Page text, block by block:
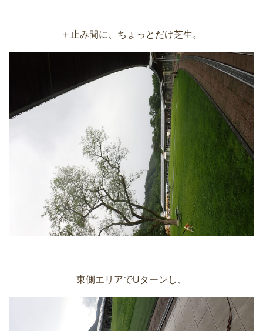
＋止み間に、ちょっとだけ芝生。
東側エリアでUターンし、